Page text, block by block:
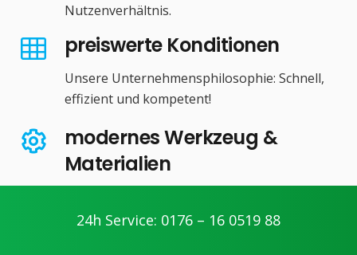
Nutzenverhältnis.
preiswerte Konditionen
Unsere Unternehmensphilosophie: Schnell,
effizient und kompetent!
modernes Werkzeug &
Materialien
auch modernes Werkzeug und Materialien.
24h Service: 0176 – 16 0519 88